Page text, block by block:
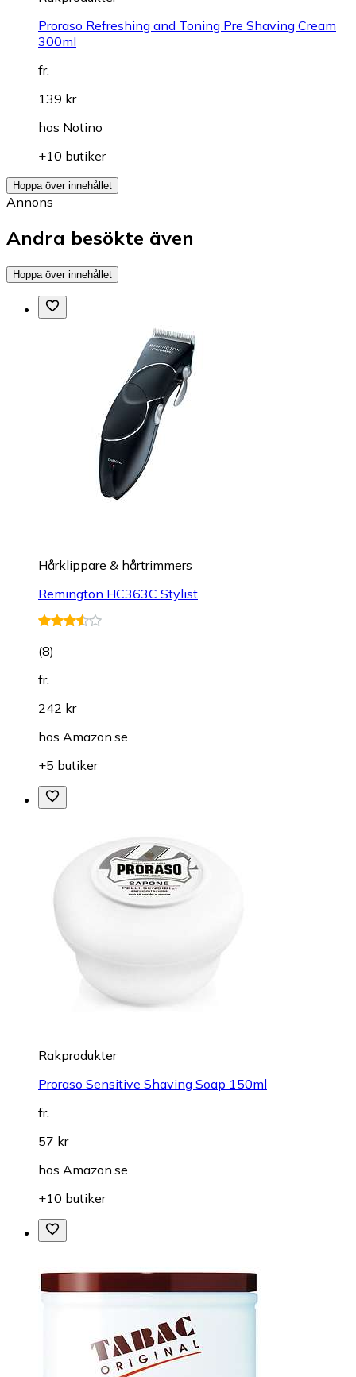
Proraso Refreshing and Toning Pre Shaving Cream
300ml
fr.
139 kr
hos Notino
+10 butiker
Hoppa över innehållet
Annons
Andra besökte även
Hoppa över innehållet
Hårklippare & hårtrimmers
Remington HC363C Stylist
(8)
fr.
242 kr
hos Amazon.se
+5 butiker
Rakprodukter
Proraso Sensitive Shaving Soap 150ml
fr.
57 kr
hos Amazon.se
+10 butiker